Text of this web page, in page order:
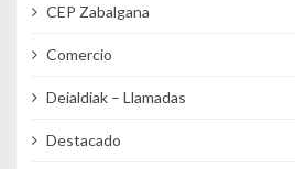
CEP Zabalgana
Comercio
Deialdiak – Llamadas
Destacado